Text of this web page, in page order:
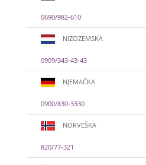
0690/982-610
NIZOZEMSKA
0909/343-43-43
NJEMAČKA
0900/830-3330
NORVEŠKA
820/77-321